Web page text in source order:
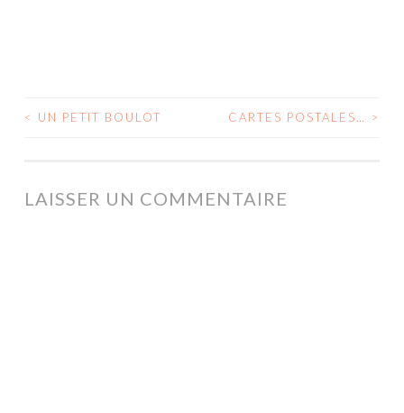
NAVIGATION
ARTICLES
< UN PETIT BOULOT CARTES POSTALES… >
LAISSER UN COMMENTAIRE